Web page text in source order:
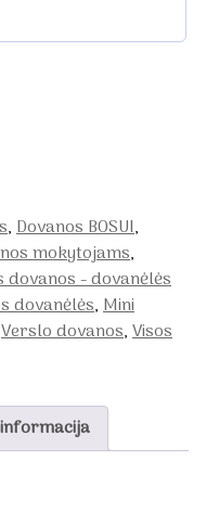
,Dovanos BOSUI,
mokytojams,
dovanos - dovanėlės
dovanėlės,Mini
Verslo dovanos,Visos